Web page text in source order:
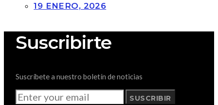
19 ENERO, 2026
Suscribirte
Suscríbete a nuestro boletín de noticias
SUSCRIBIR